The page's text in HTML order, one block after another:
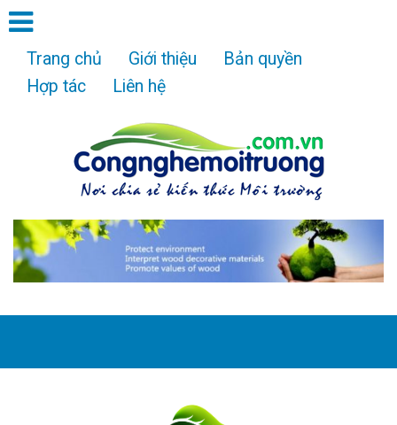
Trang chủ Giới thiệu
Bản quyền
Hợp tác
Liên hệ